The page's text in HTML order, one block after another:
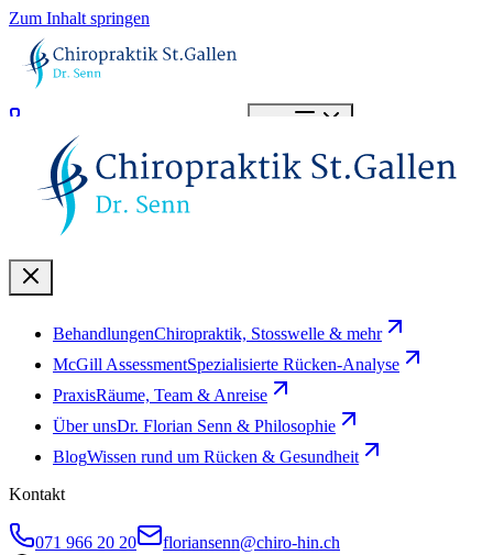
Zum Inhalt springen
BehandlungenChiropraktik, Stosswelle & mehr
McGill AssessmentSpezialisierte Rücken-Analyse
PraxisRäume, Team & Anreise
Über unsDr. Florian Senn & Philosophie
BlogWissen rund um Rücken & Gesundheit
Kontakt
071 966 20 20
floriansenn@chiro-hin.ch